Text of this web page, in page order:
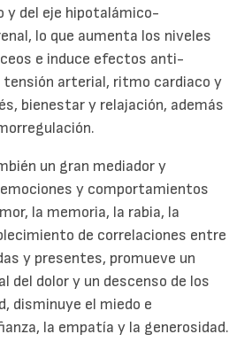
y del eje hipotalámico-
lo que aumenta los niveles
e induce efectos anti-
tensión arterial, ritmo cardiaco y
bienestar y relajación, además
un gran mediador y
y comportamientos
la memoria, la rabia, la
de correlaciones entre
y presentes, promueve un
del dolor y un descenso de los
disminuye el miedo e
la empatía y la generosidad.